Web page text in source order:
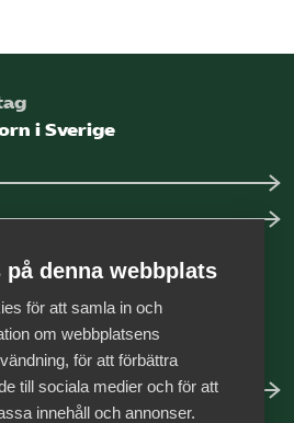
i Sverige
tillgång till
på denna webbplats
för att samla in och
om webbplatsens
för att förbättra
till sociala medier och för att
innehåll och annonser.